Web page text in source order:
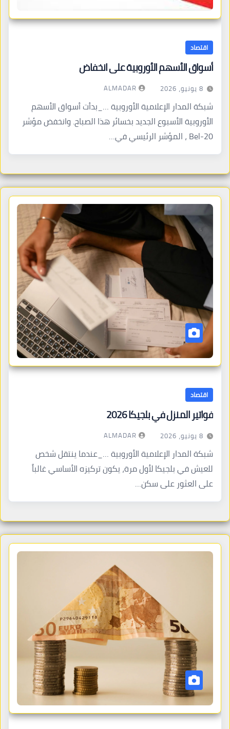
اقتصاد
أسواق الأسهم الأوروبية على انخفاض
8 يونيو، 2026 ALMADAR
شبكة المدار الإعلامية الأوروبية …_بدأت أسواق الأسهم
الأوروبية الأسبوع الجديد بخسائر هذا الصباح. وانخفض مؤشر
Bel-20 ، المؤشر الرئيسي في…
اقتصاد
فواتير المنزل في بلجيكا 2026
8 يونيو، 2026 ALMADAR
شبكة المدار الإعلامية الأوروبية …_عندما ينتقل شخص
للعيش في بلجيكا لأول مرة، يكون تركيزه الأساسي غالباً
على العثور على سكن…